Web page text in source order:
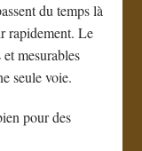
du temps là
rapidement. Le
mesurables
seule voie.
pour des